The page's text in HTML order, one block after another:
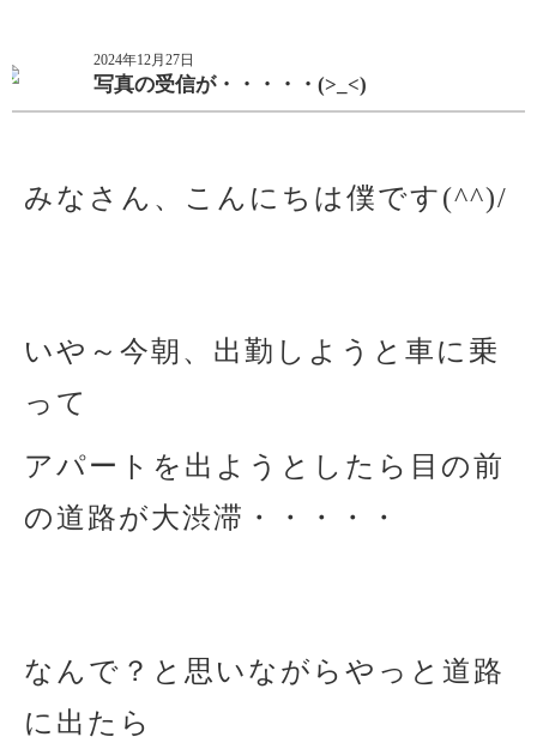
2024年12月27日
写真の受信が・・・・・(>_<)
みなさん、こんにちは僕です(^^)/
いや～今朝、出勤しようと車に乗
って
アパートを出ようとしたら目の前
の道路が大渋滞・・・・・
なんで？と思いながらやっと道路
に出たら